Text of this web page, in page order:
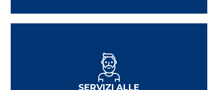
SERVIZI ALLE